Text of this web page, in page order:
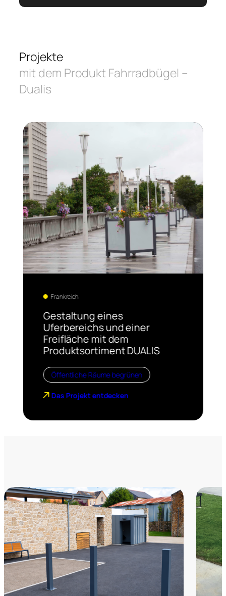
Projekte
mit dem Produkt Fahrradbügel –
Dualis
Frankreich
Gestaltung eines
Uferbereichs und einer
Freifläche mit dem
Produktsortiment DUALIS
Öffentliche Räume begrünen
Das Projekt entdecken